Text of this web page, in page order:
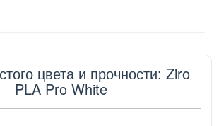
цвета и прочности: Ziro
PLA Pro White